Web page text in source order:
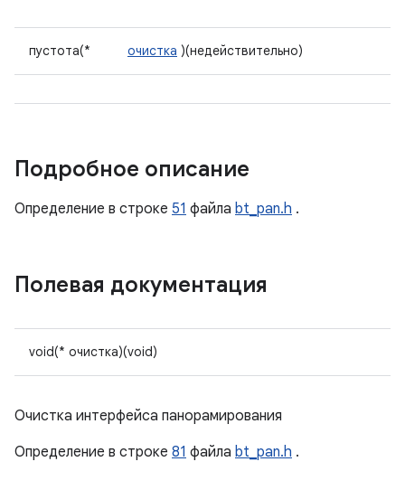
пустота(* очистка )(недействительно)
Подробное описание
Определение в строке 51 файла bt_pan.h .
Полевая документация
void(* очистка)(void)
Очистка интерфейса панорамирования
Определение в строке 81 файла bt_pan.h .